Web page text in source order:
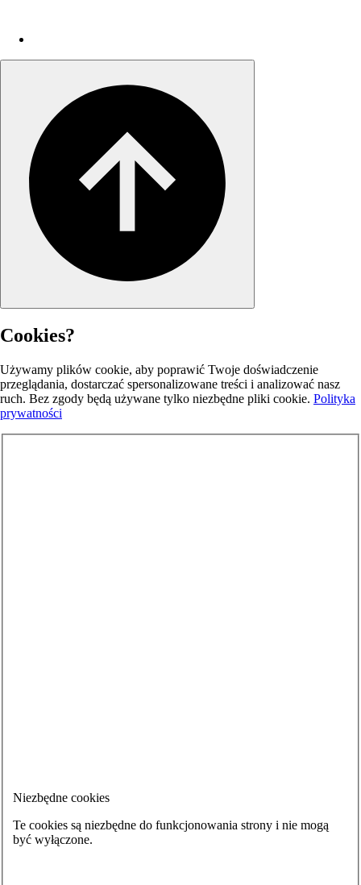
Cookies?
Używamy plików cookie, aby poprawić Twoje doświadczenie
przeglądania, dostarczać spersonalizowane treści i analizować nasz
ruch. Bez zgody będą używane tylko niezbędne pliki cookie. Polityka
prywatności
Niezbędne cookies
Te cookies są niezbędne do funkcjonowania strony i nie mogą
być wyłączone.